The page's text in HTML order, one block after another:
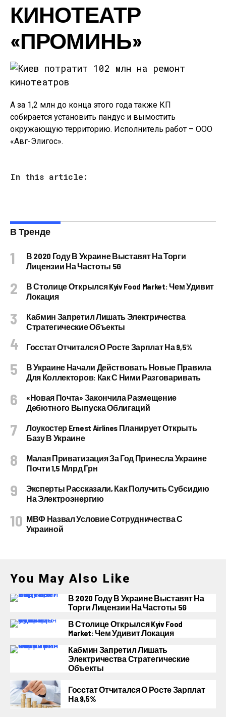
КИНОТЕАТР
«ПРОМИНЬ»
А за 1,2 млн до конца этого года также КП
собирается установить пандус и вымостить
окружающую территорию. Исполнитель работ – ООО
«Авг-Элигос».
In this article:
В Тренде
В 2020 Году В Украине Выставят На Торги
Лицензии На Частоты 5G
В Столице Открылся Kyiv Food Market: Чем Удивит
Локация
Кабмин Запретил Лишать Электричества
Стратегические Объекты
Госстат Отчитался О Росте Зарплат На 9,5%
В Украине Начали Действовать Новые Правила
Для Коллекторов: Как С Ними Разговаривать
«Новая Почта» Закончила Размещение
Дебютного Выпуска Облигаций
Лоукостер Ernest Airlines Планирует Открыть
Базу В Украине
Малая Приватизация За Год Принесла Украине
Почти 1,5 Млрд Грн
Эксперты Рассказали, Как Получить Субсидию
На Электроэнергию
МВФ Назвал Условие Сотрудничества С
Украиной
You May Also Like
В 2020 Году В Украине Выставят На
Торги Лицензии На Частоты 5G
В Столице Открылся Kyiv Food
Market: Чем Удивит Локация
Кабмин Запретил Лишать
Электричества Стратегические
Объекты
Госстат Отчитался О Росте Зарплат
На 9,5%